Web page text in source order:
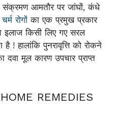
संक्रमण आमतौर पर जांघों, कंधे
चर्म रोगों का एक प्रमुख प्रकार
किसी लिए गए सरल
! हालांकि पुनरावृत्ति को रोकने
मूल कारण उपचार प्राप्त
REMEDIES